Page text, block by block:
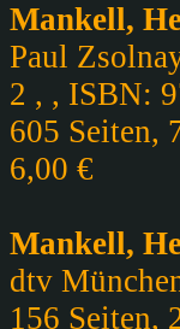
Mankell,
Paul
2 , , ISBN:
605 Seiten,
6,00 €
Mankell,
dtv
156 Seiten,